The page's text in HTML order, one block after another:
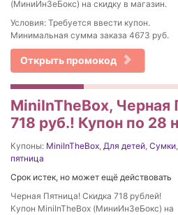
(МиниИнЗеБокс) на скидку в магазин.
Условия: Требуется ввести купон.
Минимальная сумма заказа 4673 руб.
Открыть промокод
MiniInTheBox, Черная
718 руб.! Купон по 28
Купоны: MiniInTheBox, Для детей, Сумки,
пятница
Срок истек, но может ещё действовать
Черная Пятница! Скидка 718 рублей!
Купон MiniInTheBox (МиниИнЗеБокс) на